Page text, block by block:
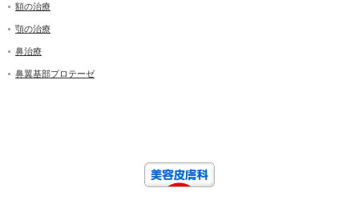
額の治療
顎の治療
鼻治療
鼻翼基部プロテーゼ